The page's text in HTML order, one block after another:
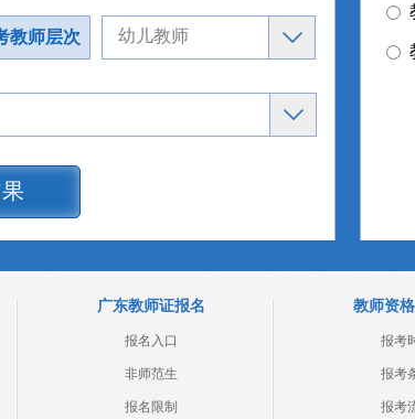
教师层次
广东教师证报名
报名入口
非师范生
报名限制
教师资
报考
报考
报考